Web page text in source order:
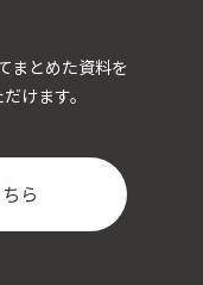
まとめた資料を
けます。
ら